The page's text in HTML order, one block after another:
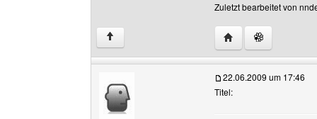
Zuletzt bearbeitet von
↑ Website dieses
22.06.2009 um 17:46
Titel: